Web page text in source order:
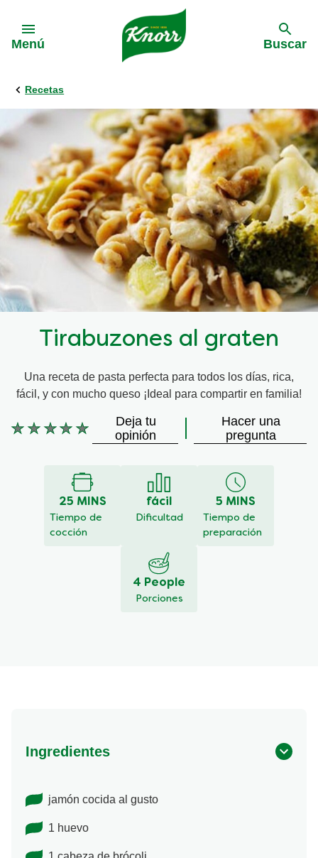
Menú Buscar
Recetas
Tirabuzones al graten
Una receta de pasta perfecta para todos los días, rica,
fácil, y con mucho queso ¡Ideal para compartir en familia!
No
calificaciones
Deja tu
opinión
Hacer una
pregunta
25 MINS
Tiempo de
cocción
fácil
Dificultad
5 MINS
Tiempo de
preparación
4 People
Porciones
Ingredientes
jamón cocida al gusto
1 huevo